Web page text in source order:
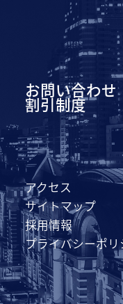
お問い合わせ
割引制度
アクセス
サイトマップ
採用情報
プライバシーポリ